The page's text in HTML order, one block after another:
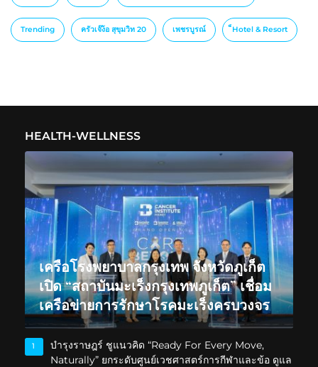
Trending ครัวเจ๊ง้อ สุขุมวิท 20 เพชรบูรณ์ ็Hotel & Resort
HEALTH-WELLNESS
เครือโรงพยาบาลกรุงเทพ จังหวัดภูเก็ต
เปิด “สถาบันมะเร็งกรุงเทพภูเก็ต” เชื่อม
เครือข่ายการรักษาโรคมะเร็งครบวงจร
1
บำรุงราษฎร์ ชูแนวคิด “Ready For Every Move,
Naturally” ยกระดับศูนย์เวชศาสตร์การกีฬาและข้อ ดูแล